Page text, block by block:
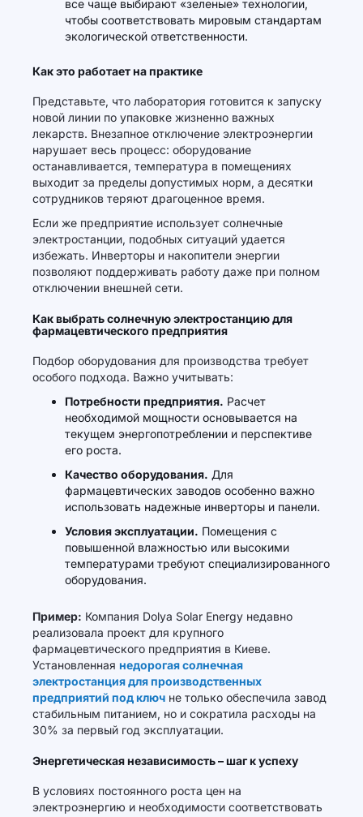
все чаще выбирают «зеленые» технологии,
чтобы соответствовать мировым стандартам
экологической ответственности.
Как это работает на практике
Представьте, что лаборатория готовится к запуску
новой линии по упаковке жизненно важных
лекарств. Внезапное отключение электроэнергии
нарушает весь процесс: оборудование
останавливается, температура в помещениях
выходит за пределы допустимых норм, а десятки
сотрудников теряют драгоценное время.
Если же предприятие использует солнечные
электростанции, подобных ситуаций удается
избежать. Инверторы и накопители энергии
позволяют поддерживать работу даже при полном
отключении внешней сети.
Как выбрать солнечную электростанцию для
фармацевтического предприятия
Подбор оборудования для производства требует
особого подхода. Важно учитывать:
Потребности предприятия. Расчет
необходимой мощности основывается на
текущем энергопотреблении и перспективе
его роста.
Качество оборудования. Для
фармацевтических заводов особенно важно
использовать надежные инверторы и панели.
Условия эксплуатации. Помещения с
повышенной влажностью или высокими
температурами требуют специализированного
оборудования.
Пример: Компания Dolya Solar Energy недавно
реализовала проект для крупного
фармацевтического предприятия в Киеве.
Установленная недорогая солнечная
электростанция для производственных
предприятий под ключ не только обеспечила завод
стабильным питанием, но и сократила расходы на
30% за первый год эксплуатации.
Энергетическая независимость – шаг к успеху
В условиях постоянного роста цен на
электроэнергию и необходимости соответствовать